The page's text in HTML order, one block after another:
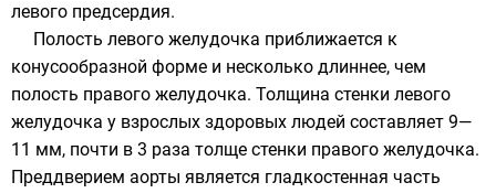
левого предсердия.
Полость левого желудочка приближается к
конусообразной форме и несколько длиннее, чем
полость правого желудочка. Толщина стенки левого
желудочка у взрослых здоровых людей составляет 9—
11 мм, почти в 3 раза толще стенки правого желудочка.
Преддверием аорты является гладкостенная часть